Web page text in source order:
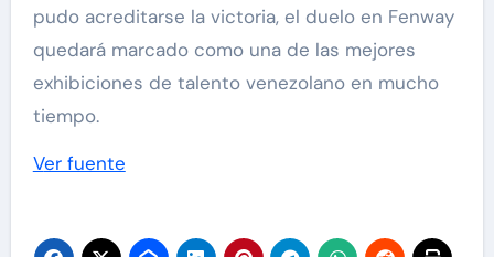
pudo acreditarse la victoria, el duelo en Fenway
quedará marcado como una de las mejores
exhibiciones de talento venezolano en mucho
tiempo.
Ver fuente